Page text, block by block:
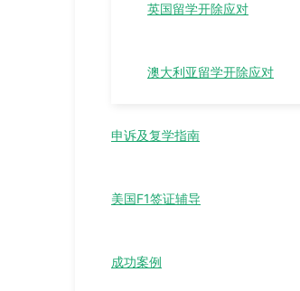
英国留学开除应对
澳大利亚留学开除应对
申诉及复学指南
美国F1签证辅导
成功案例